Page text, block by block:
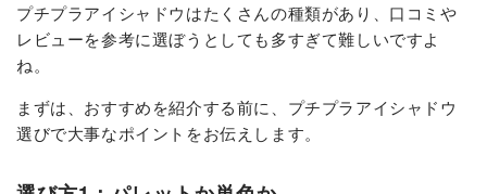
プチプラアイシャドウはたくさんの種類があり、口コミや
レビューを参考に選ぼうとしても多すぎて難しいですよ
ね。
まずは、おすすめを紹介する前に、プチプラアイシャドウ
選びで大事なポイントをお伝えします。